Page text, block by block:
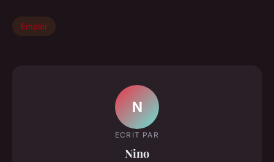
Emploi
N
ECRIT PAR
Nino